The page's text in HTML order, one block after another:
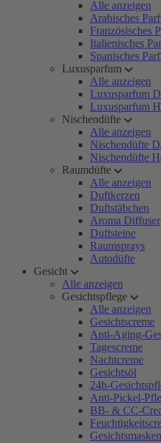
Alle anzeigen
Arabisches
Französisches
Italienisches
Spanisches
Luxusparfum
Alle anzeigen
Luxusparfum
Luxusparfum
Nischendüfte
Alle anzeigen
Nischendüfte
Nischendüfte
Raumdüfte
Alle anzeigen
Duftkerzen
Duftstäbchen
Aroma Diffuser
Duftsteine
Raumsprays
Autodüfte
Gesicht
Alle anzeigen
Gesichtspflege
Alle anzeigen
Gesichtscreme
Anti-Aging-
Tagescreme
Nachtcreme
Gesichtsöl
24h-
Anti-Pickel-
BB- & CC-
Gesichtsmasken